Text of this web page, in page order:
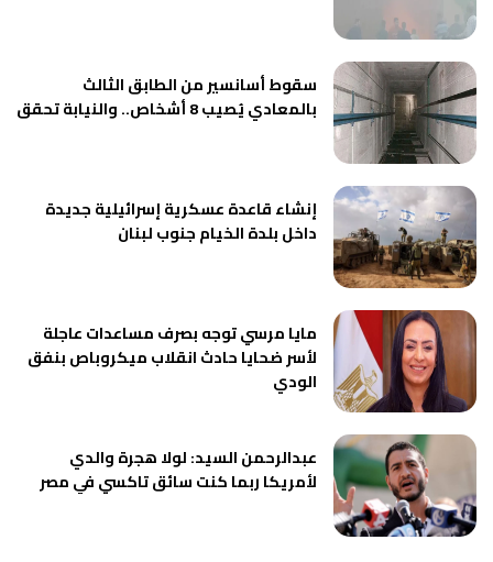
سقوط أسانسير من الطابق الثالث
بالمعادي يُصيب 8 أشخاص.. والنيابة تحقق
إنشاء قاعدة عسكرية إسرائيلية جديدة
داخل بلدة الخيام جنوب لبنان
مايا مرسي توجه بصرف مساعدات عاجلة
لأسر ضحايا حادث انقلاب ميكروباص بنفق
الودي
عبدالرحمن السيد: لولا هجرة والدي
لأمريكا ربما كنت سائق تاكسي في مصر